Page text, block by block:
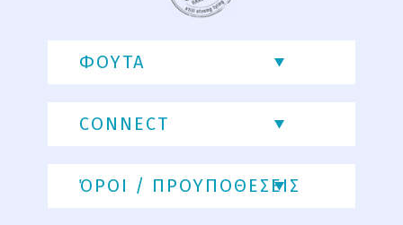
ΦΟΥΤΑ
CONNECT
ΌΡΟΙ / ΠΡΟΥΠΟΘΕΣΕΙΣ